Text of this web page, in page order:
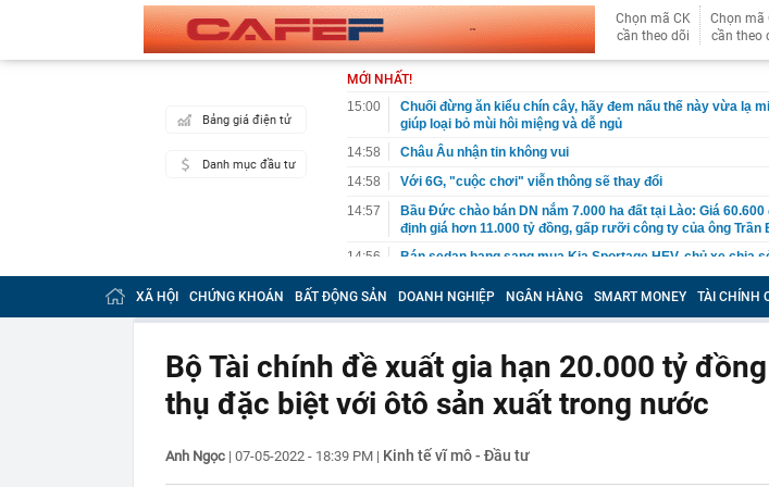
Chọn mã CK
cần theo dõi
Chọn mã
cần theo
Bảng giá điện tử
Danh mục đầu tư
MỚI NHẤT!
15:00
Chuối đừng ăn kiểu chín cây, hãy đem nấu thế này vừa lạ
giúp loại bỏ mùi hôi miệng và dễ ngủ
14:58
Châu Âu nhận tin không vui
14:58
Với 6G, "cuộc chơi" viễn thông sẽ thay đổi
14:57
Bầu Đức chào bán DN nắm 7.000 ha đất tại Lào: Giá 60.600
định giá hơn 11.000 tỷ đồng, gấp rưỡi công ty của ông Trần
14:56
Bán sedan hạng sang mua Kia Sportage HEV, chủ xe chia
rộng, chở gia đình 300-500km/ngày vẫn thoải mái, đi phố
14:56
Phó Thủ tướng Hồ Quốc Dũng đề nghị CMC tiếp tục phát huy
liên kết Nhà nước – nhà trường – doanh nghiệp
14:47
Lệnh tạm giữ khẩn cấp Nguyễn Thị Hoa SN 1965
14:46
Các siêu dự án cầu vượt sông Hồng, đường vành đai và
trọng điểm trên khắp Hà Nội đang có tiến độ ra sao?
14:46
Tin không vui cho người đợi mua iPhone 18 Pro
14:44
Người phụ nữ 54 tuổi qua đời vì ung thư tuyến tụy dù chưa
XÃ HỘI CHỨNG KHOÁN BẤT ĐỘNG SẢN DOANH NGHIỆP NGÂN HÀNG SMART MONEY TÀI CHÍNH
Bộ Tài chính đề xuất gia hạn 20.000 tỷ
thụ đặc biệt với ôtô sản xuất trong nước
Anh Ngọc | 07-05-2022 - 18:39 PM | Kinh tế vĩ mô - Đầu tư